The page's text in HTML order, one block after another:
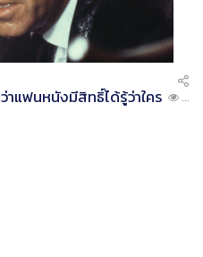
ารคุมกำลังในจุดสำคัญเป็น
หาร” (ชัยอนันต์ สมุทวณิช,
ตำแหน่งผู้บัญชาการทหาร
การจัดวางฐานกำลังระยะ
นให้นายทหารคนอื่นๆ ใน
าแฟนหนังมีสิทธิ์ได้รู้ว่าใคร
...